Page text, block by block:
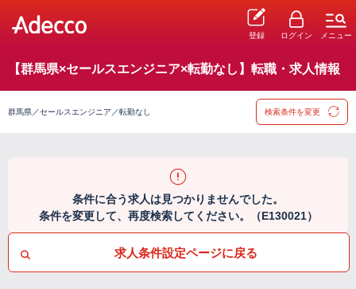
登録 ログイン メニュー
【群馬県×セールスエンジニア×転勤なし】転職・求人情報
群馬県／セールスエンジニア／転勤なし 検索条件を変更
条件に合う求人は見つかりませんでした。
条件を変更して、再度検索してください。（E130021）
求人条件設定ページに戻る